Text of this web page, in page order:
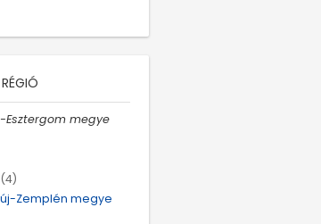
Esztergom megye
(4)
Zemplén megye